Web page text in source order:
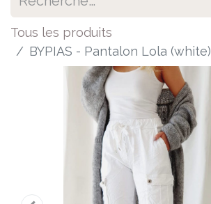
Tous les produits
BYPIAS - Pantalon Lola (white)